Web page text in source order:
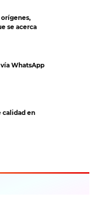
se acerca
WhatsApp
calidad en